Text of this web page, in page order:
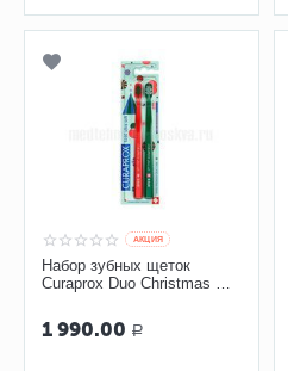
AКЦИЯ
Набор зубных щеток
Curaprox Duo Christmas CS
1 990.00 Р